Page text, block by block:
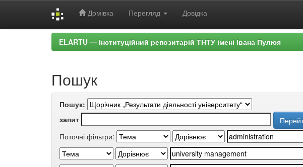
Домівка Перегляд Довідка
ELARTU — Інституційний репозитарій ТНТУ імені Івана Пулюя
Пошук
Пошук:
запит
Поточні фільтри: